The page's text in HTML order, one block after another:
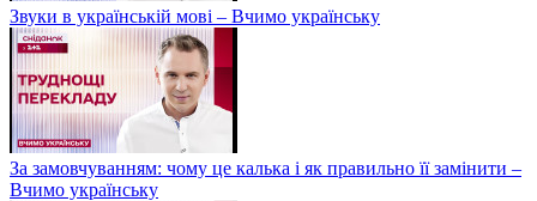
Звуки в українській мові – Вчимо українську
За замовчуванням: чому це калька і як правильно її замінити –
Вчимо українську